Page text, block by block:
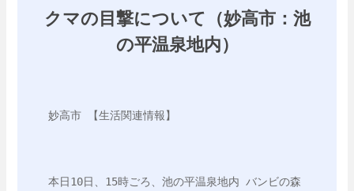
クマの目撃について（妙高市：池
の平温泉地内）
妙高市 【生活関連情報】
本日10日、15時ごろ、池の平温泉地内 バンビの森